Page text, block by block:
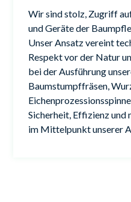
Wir sind stolz, Zugriff
und Geräte der
Unser Ansatz vereint
Respekt vor der Natur
bei der Ausführung
Baumstumpffräsen,
Sicherheit, Effizienz und
im Mittelpunkt unserer